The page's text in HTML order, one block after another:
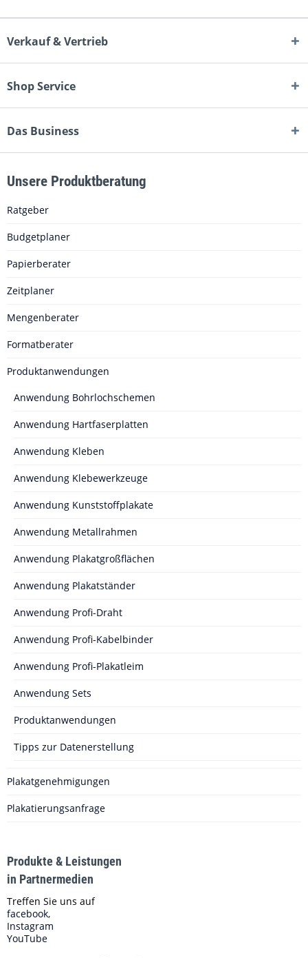
Verkauf & Vertrieb
Shop Service
Das Business
Unsere Produktberatung
Ratgeber
Budgetplaner
Papierberater
Zeitplaner
Mengenberater
Formatberater
Produktanwendungen
Anwendung Bohrlochschemen
Anwendung Hartfaserplatten
Anwendung Kleben
Anwendung Klebewerkzeuge
Anwendung Kunststoffplakate
Anwendung Metallrahmen
Anwendung Plakatgroßflächen
Anwendung Plakatständer
Anwendung Profi-Draht
Anwendung Profi-Kabelbinder
Anwendung Profi-Plakatleim
Anwendung Sets
Produktanwendungen
Tipps zur Datenerstellung
Plakatgenehmigungen
Plakatierungsanfrage
Produkte & Leistungen
in Partnermedien
Treffen Sie uns auf
facebook,
Instagram
YouTube